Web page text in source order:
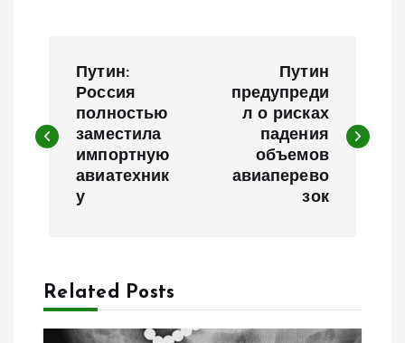
в
а
ц
Путин:
Россия
полностью
заместила
импортную
авиатехник
у
Путин
предупреди
л о рисках
падения
объемов
авиаперево
зок
Related Posts